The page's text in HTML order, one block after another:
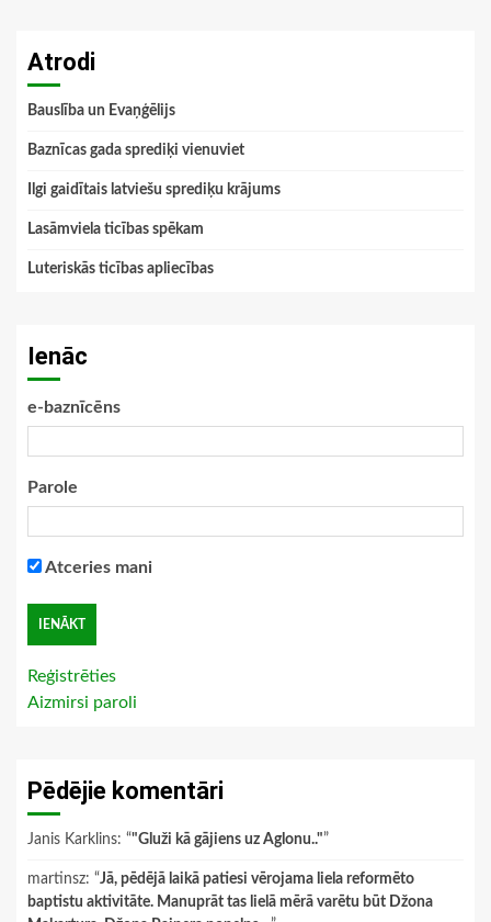
Atrodi
Bauslība un Evaņģēlijs
Baznīcas gada sprediķi vienuviet
Ilgi gaidītais latviešu sprediķu krājums
Lasāmviela ticības spēkam
Luteriskās ticības apliecības
Ienāc
e-baznīcēns
Parole
Atceries mani
Reģistrēties
Aizmirsi paroli
Pēdējie komentāri
Janis Karklins: “"Gluži kā gājiens uz Aglonu.."”
martinsz: “Jā, pēdējā laikā patiesi vērojama liela reformēto
baptistu aktivitāte. Manuprāt tas lielā mērā varētu būt Džona